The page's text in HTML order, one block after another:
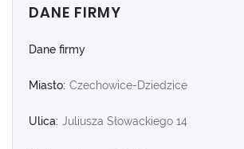
DANE FIRMY
Dane firmy
Miasto: Czechowice-Dziedzice
Ulica: Juliusza Słowackiego 14